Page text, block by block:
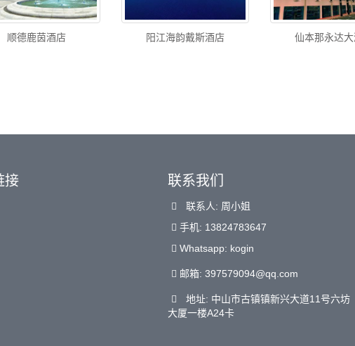
顺德鹿茵酒店 阳江海韵戴斯酒店 仙本那永达
接 联系我们
联系人: 周小姐
手机: 13824783647
Whatsapp: kogin
邮箱: 397579094@qq.com
地址: 中山市古镇镇新兴大道11号六坊
大厦一楼A24卡